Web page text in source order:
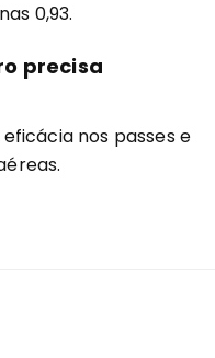
0,93.
precisa
nos passes e